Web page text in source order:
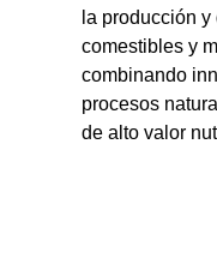
la producción
comestibles y
combinando
procesos
de alto valor